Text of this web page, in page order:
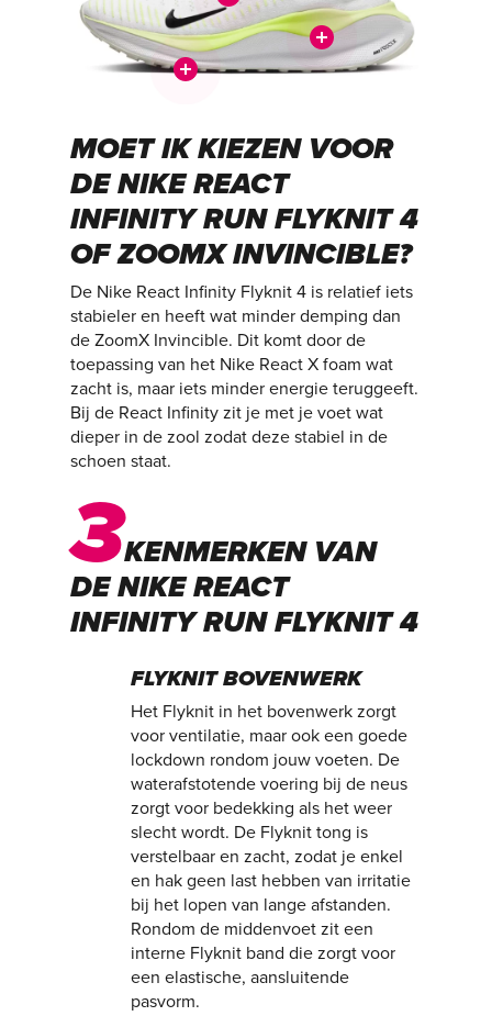
MOET IK KIEZEN VOOR
DE NIKE REACT
INFINITY RUN FLYKNIT 4
OF ZOOMX INVINCIBLE?
De Nike React Infinity Flyknit 4 is relatief iets
stabieler en heeft wat minder demping dan
de ZoomX Invincible. Dit komt door de
toepassing van het Nike React X foam wat
zacht is, maar iets minder energie teruggeeft.
Bij de React Infinity zit je met je voet wat
dieper in de zool zodat deze stabiel in de
schoen staat.
3KENMERKEN VAN
DE NIKE REACT
INFINITY RUN FLYKNIT 4
FLYKNIT BOVENWERK
Het Flyknit in het bovenwerk zorgt
voor ventilatie, maar ook een goede
lockdown rondom jouw voeten. De
waterafstotende voering bij de neus
zorgt voor bedekking als het weer
slecht wordt. De Flyknit tong is
verstelbaar en zacht, zodat je enkel
en hak geen last hebben van irritatie
bij het lopen van lange afstanden.
Rondom de middenvoet zit een
interne Flyknit band die zorgt voor
een elastische, aansluitende
pasvorm.